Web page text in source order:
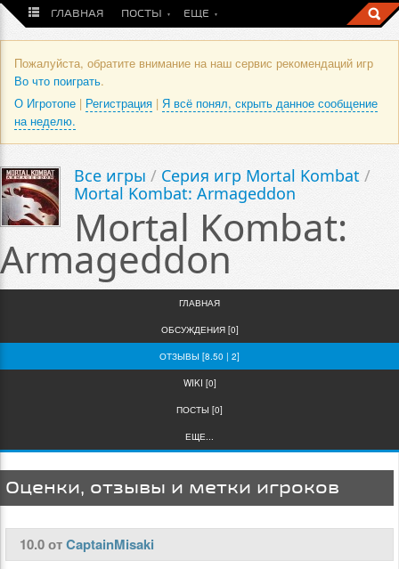
ГЛАВНАЯ ПОСТЫ ЕЩЕ
Пожалуйста, обратите внимание на наш сервис рекомендаций игр
Во что поиграть.
О Игротопе | Регистрация | Я всё понял, скрыть данное сообщение
на неделю.
Все игры / Серия игр Mortal Kombat /
Mortal Kombat: Armageddon
Mortal Kombat:
Armageddon
ГЛАВНАЯ
ОБСУЖДЕНИЯ [0]
ОТЗЫВЫ [8.50 | 2]
WIKI [0]
ПОСТЫ [0]
ЕЩЕ...
Оценки, отзывы и метки игроков
10.0 отCaptainMisaki